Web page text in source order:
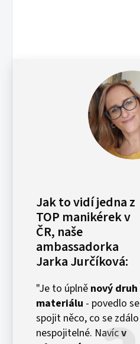
Jak to vidí jedna z
TOP manikérek v
ČR, naše
ambassadorka
Jarka Jurčíková:
"Je to úplně nový druh
materiálu - povedlo se
spojit něco, co se zdálo
nespojitelné. Navícv